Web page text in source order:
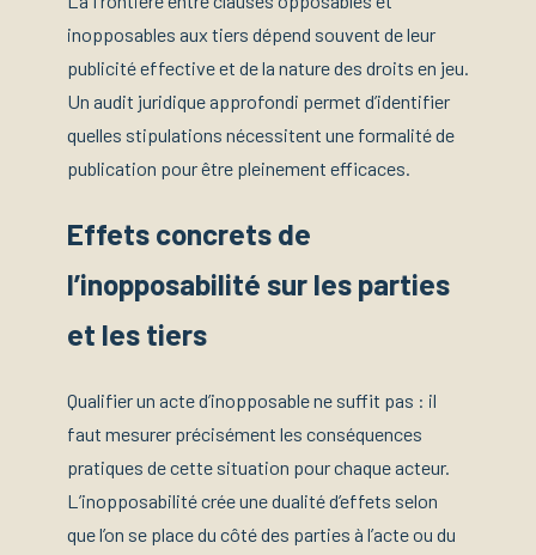
inopposables aux tiers dépend souvent de leur
publicité effective et de la nature des droits en jeu.
Un audit juridique approfondi permet d’identifier
quelles stipulations nécessitent une formalité de
publication pour être pleinement efficaces.
Effets concrets de
l’inopposabilité sur les parties
et les tiers
Qualifier un acte d’inopposable ne suffit pas : il
faut mesurer précisément les conséquences
pratiques de cette situation pour chaque acteur.
L’inopposabilité crée une dualité d’effets selon
que l’on se place du côté des parties à l’acte ou du